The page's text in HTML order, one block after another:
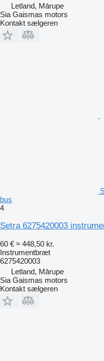
Letland, Mārupe
Sia Gaismas motors
Kontakt sælgeren
bus
4
Setra 6275420003
60 € ≈ 448,50 kr.
Instrumentbræt
6275420003
Letland, Mārupe
Sia Gaismas motors
Kontakt sælgeren